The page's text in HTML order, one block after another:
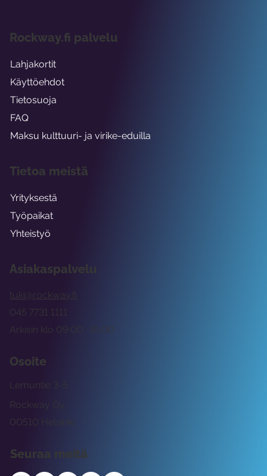
Asiakaspalvelu
tuki@rockway.fi
Arkisin klo 09:00 -15:00
045 7731 1111
Osoite
Rockway Oy
Lemuntie 3-5
00510 Helsinki
Seuraa meitä
Rockway.fi palvelu
Lahjakortit
Käyttöehdot
Tietosuoja
FAQ
Maksu kulttuuri- ja virike-eduilla
Tietoa meistä
Yrityksestä
Työpaikat
Yhteistyö